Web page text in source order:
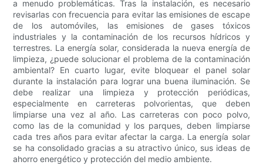
a menudo problemáticas. Tras la instalación, es necesario
revisarlas con frecuencia para evitar las emisiones de escape
de los automóviles, las emisiones de gases tóxicos
industriales y la contaminación de los recursos hídricos y
terrestres. La energía solar, considerada la nueva energía de
limpieza, ¿puede solucionar el problema de la contaminación
ambiental? En cuarto lugar, evite bloquear el panel solar
durante la instalación para lograr una buena iluminación. Se
debe realizar una limpieza y protección periódicas,
especialmente en carreteras polvorientas, que deben
limpiarse una vez al año. Las carreteras con poco polvo,
como las de la comunidad y los parques, deben limpiarse
cada tres años para evitar afectar la carga. La energía solar
se ha consolidado gracias a su atractivo único, sus ideas de
ahorro energético y protección del medio ambiente.